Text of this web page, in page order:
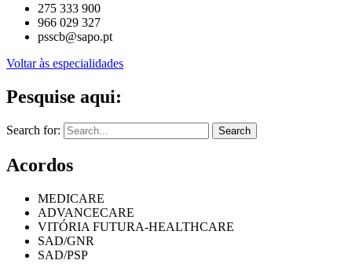
275 333 900
966 029 327
psscb@sapo.pt
Voltar às especialidades
Pesquise aqui:
Search for:
Acordos
MEDICARE
ADVANCECARE
VITÓRIA FUTURA-HEALTHCARE
SAD/GNR
SAD/PSP